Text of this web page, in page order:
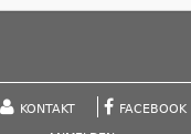
KONTAKT FACEBOOK